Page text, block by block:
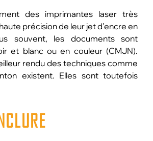
des imprimantes laser très
précision de leur jet d’encre en
souvent, les documents sont
et blanc ou en couleur (CMJN).
rendu des techniques comme
existent. Elles sont toutefois